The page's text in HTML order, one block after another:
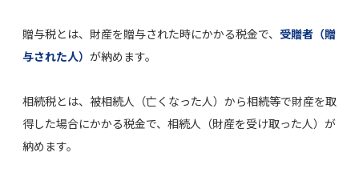
贈与税とは、財産を贈与された時にかかる税金で、 受贈者（贈
与された人） が納めます。
相続税とは、被相続人（亡くなった人）から相続等で財産を取
得した場合にかかる税金で、相続人（財産を受け取った人）が
納めます。